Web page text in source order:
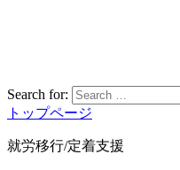
Search for:
トップページ
就労移行/定着支援